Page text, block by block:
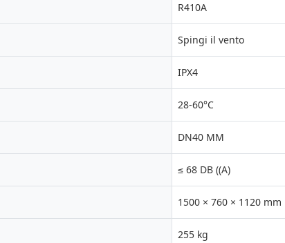
R410A
Spingi il vento
IPX4
28-60°C
DN40 MM
≤ 68 DB ((A)
1500 × 760 × 1120 mm
255 kg